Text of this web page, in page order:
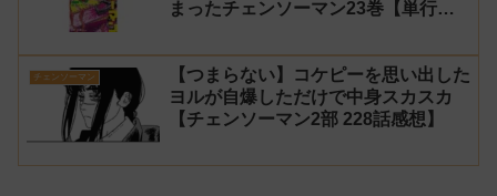
まったチェンソーマン23巻【単行
チェンソーマン
【つまらない】コケピーを思い出した
ヨルが自爆しただけで中身スカスカ
【チェンソーマン2部 228話感想】